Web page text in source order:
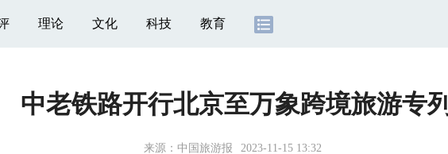
理论 文化 科技 教育
中老铁路开行北京至万象跨境旅游专列
来源： 中国旅游报 2023-11-15 13:32